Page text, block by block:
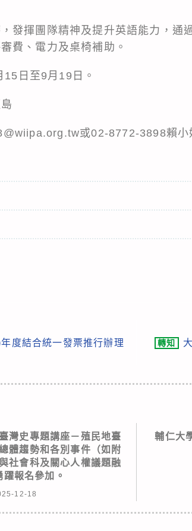
發揮團隊精神及提升英語能力，通
費、電力及桌椅補助。
日至9月19日。
或02-8772-3898賴小
度結合統一發票推行辦理
轉知
灣史專題講座－殖民地臺
體趨勢和各別事件（如附
社會科及關心人權議題融
躍報名參加。
12-18
輔仁大